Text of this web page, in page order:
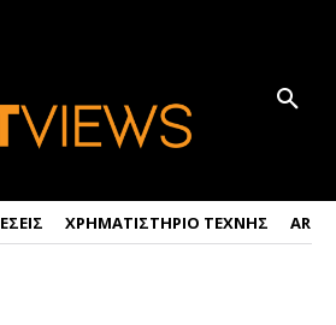
ΧΡΗΜΑΤΙΣΤΗΡΙΟ ΤΕΧΝΗΣ ART